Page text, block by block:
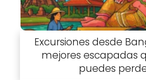
Excursiones desde
mejores escapadas
puedes